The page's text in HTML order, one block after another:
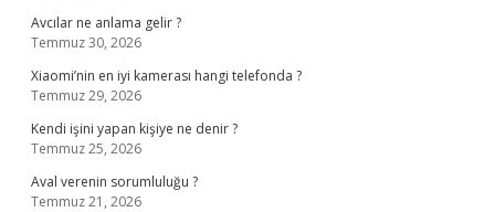
Avcılar ne anlama gelir ?
Temmuz 30, 2026
Xiaomi’nin en iyi kamerası hangi telefonda ?
Temmuz 29, 2026
Kendi işini yapan kişiye ne denir ?
Temmuz 25, 2026
Aval verenin sorumluluğu ?
Temmuz 21, 2026